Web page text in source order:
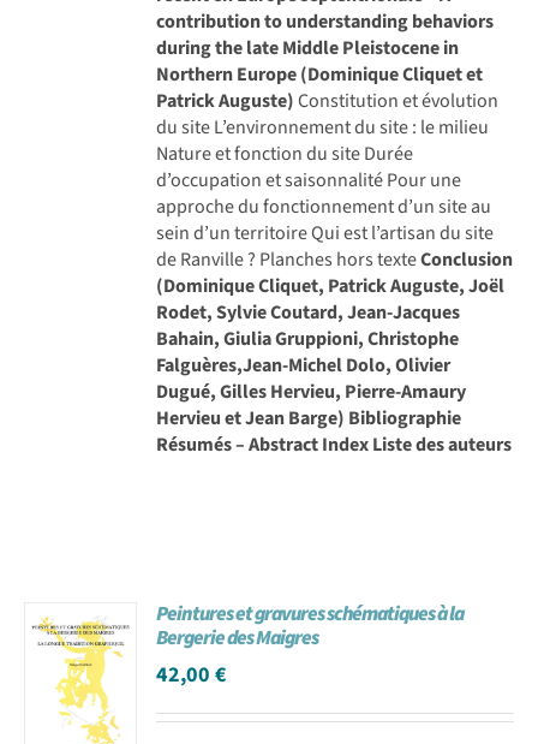
contribution to understanding behaviors
during the late Middle Pleistocene in
Northern Europe (Dominique Cliquet et
Patrick Auguste)Constitution et évolution
du site L’environnement du site : le milieu
Nature et fonction du site Durée
d’occupation et saisonnalité Pour une
approche du fonctionnement d’un site au
sein d’un territoire Qui est l’artisan du site
de Ranville ? Planches hors texteConclusion
(Dominique Cliquet, Patrick Auguste, Joël
Rodet, Sylvie Coutard, Jean-Jacques
Bahain, Giulia Gruppioni, Christophe
Falguères,Jean-Michel Dolo, Olivier
Dugué, Gilles Hervieu, Pierre-Amaury
Hervieu et Jean Barge) Bibliographie
Résumés – AbstractIndexListe des auteurs
Peintures et gravures schématiques à la
Bergerie des Maigres
42,00€